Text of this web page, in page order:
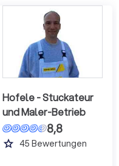
Hofele - Stuckateur
und Maler-Betrieb
8,8
grade 45 Bewertungen